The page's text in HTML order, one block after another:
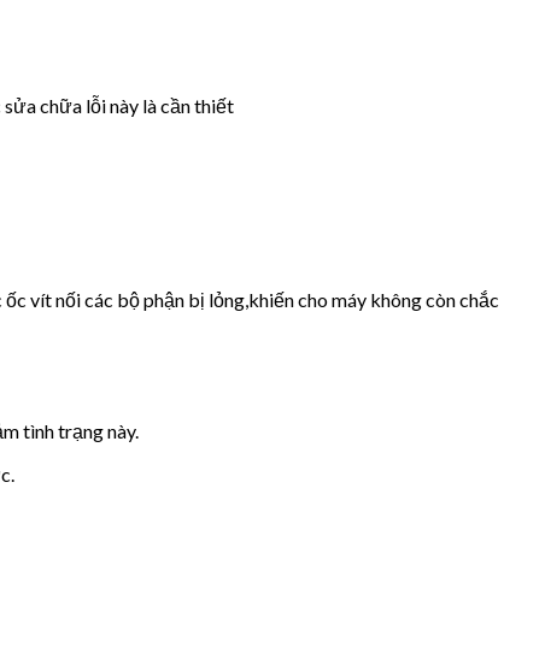
chữa lỗi này là cần thiết
vít nối các bộ phận bị lỏng,khiến cho máy không còn chắc
tình trạng này.